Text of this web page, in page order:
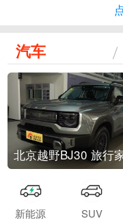
汽车
北京越野BJ30 旅行
新能源 SUV